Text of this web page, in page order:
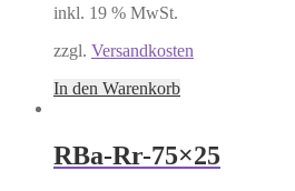
inkl. 19 % MwSt.
zzgl. Versandkosten
In den Warenkorb
RBa-Rr-75×25